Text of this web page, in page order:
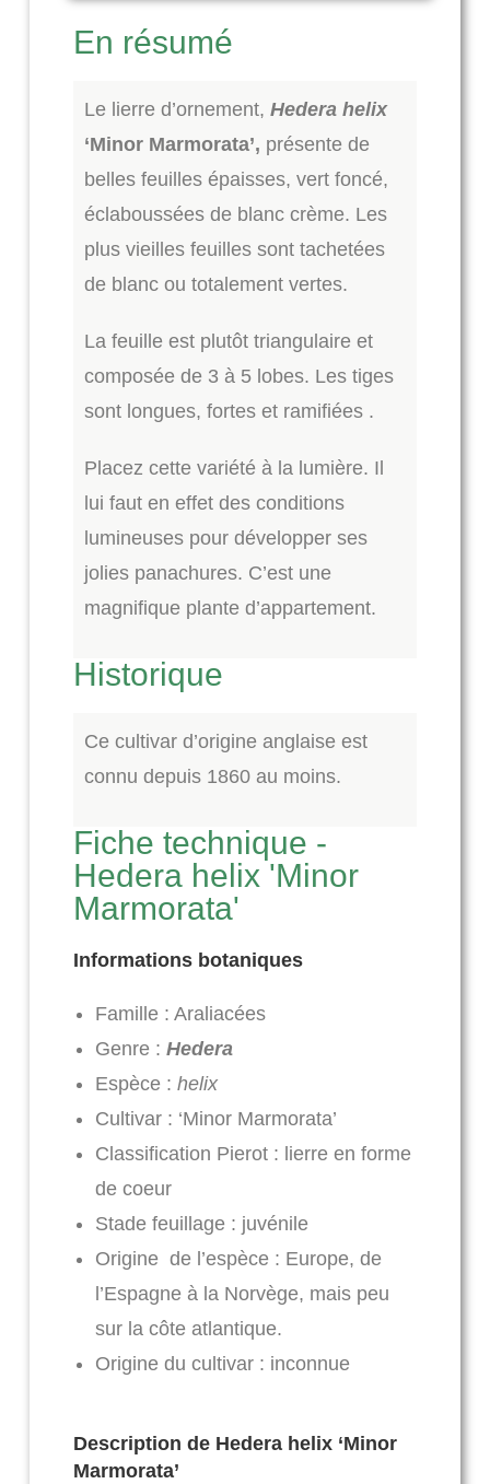
En résumé
Le lierre d’ornement, Hedera helix
‘Minor Marmorata’, présente de
belles feuilles épaisses, vert foncé,
éclaboussées de blanc crème. Les
plus vieilles feuilles sont tachetées
de blanc ou totalement vertes.
La feuille est plutôt triangulaire et
composée de 3 à 5 lobes. Les tiges
sont longues, fortes et ramifiées .
Placez cette variété à la lumière. Il
lui faut en effet des conditions
lumineuses pour développer ses
jolies panachures. C’est une
magnifique plante d’appartement.
Historique
Ce cultivar d’origine anglaise est
connu depuis 1860 au moins.
Fiche technique -
Hedera helix 'Minor
Marmorata'
Informations botaniques
Famille : Araliacées
Genre : Hedera
Espèce : helix
Cultivar : ‘Minor Marmorata’
Classification Pierot : lierre en forme
de coeur
Stade feuillage : juvénile
Origine de l’espèce : Europe, de
l’Espagne à la Norvège, mais peu
sur la côte atlantique.
Origine du cultivar : inconnue
Description de Hedera helix ‘Minor
Marmorata’